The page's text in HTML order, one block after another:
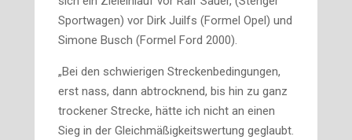
Sportwagen) vor Dirk Juilfs (Formel Opel) und
Simone Busch (Formel Ford 2000).
„Bei den schwierigen Streckenbedingungen,
erst nass, dann abtrocknend, bis hin zu ganz
trockener Strecke, hätte ich nicht an einen
Sieg in der Gleichmäßigkeitswertung geglaubt.